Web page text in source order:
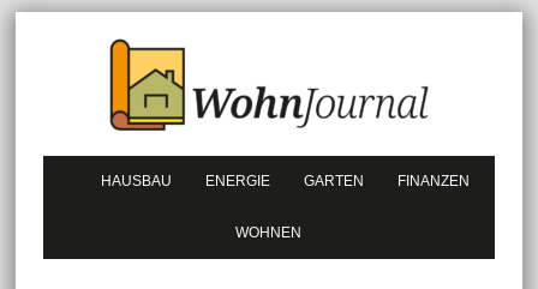
HAUSBAU ENERGIE GARTEN FINANZEN
WOHNEN